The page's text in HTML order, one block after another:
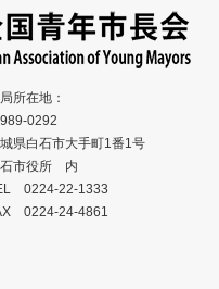
所在地：
0292
県白石市大手町1番1号
市役所 内
0224-22-1333
0224-24-4861